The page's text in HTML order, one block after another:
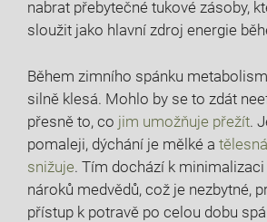
nabrat přebytečné tukové zásoby,
sloužit jako hlavní zdroj energie
Během zimního‍ spánku
silně klesá. Mohlo by se to zdát
přesně ‌to, co jim umožňuje přežít.
pomaleji, dýchání‌ je mělké a
snižuje.⁢ Tím dochází k
nároků medvědů, což je nezbytné,
přístup k ‌potravě po celou dobu